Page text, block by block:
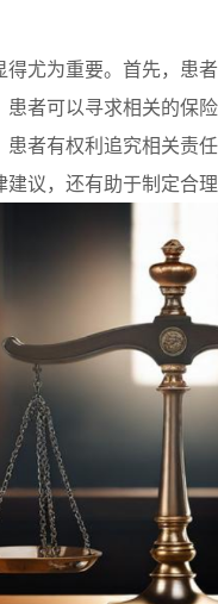
尤为重要。首先，患
者可以寻求相关的保
者有权利追究相关责
议，还有助于制定合